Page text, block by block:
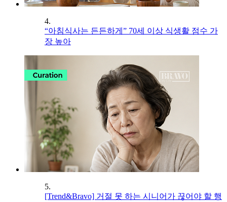
4.
“아침식사는 든든하게” 70세 이상 식생활 점수 가
장 높아
5.
[Trend&Bravo] 거절 못 하는 시니어가 끊어야 할 행